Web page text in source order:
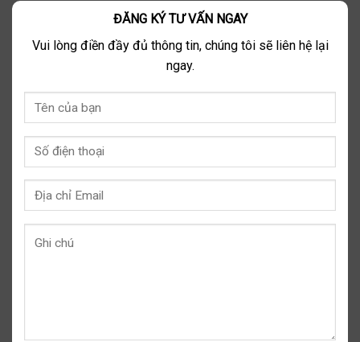
ĐĂNG KÝ TƯ VẤN NGAY
Vui lòng điền đầy đủ thông tin, chúng tôi sẽ liên hệ lại
ngay.